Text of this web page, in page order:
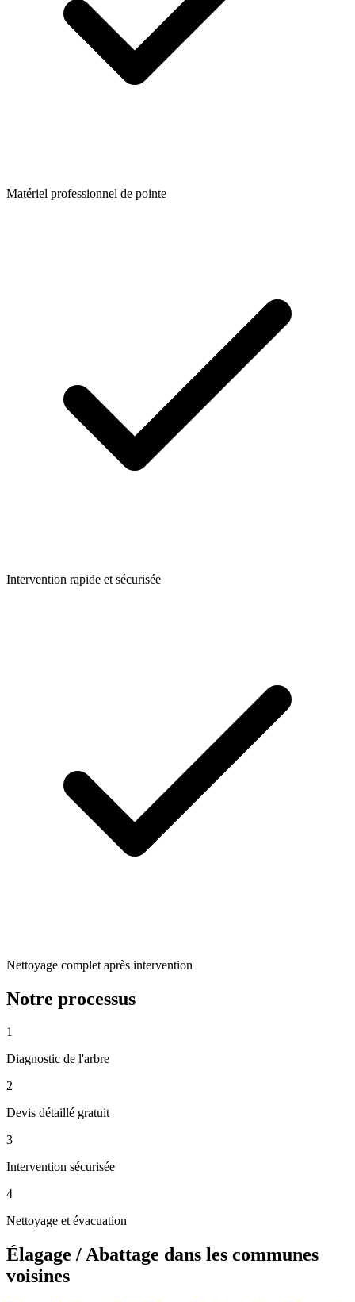
Matériel professionnel de pointe
Intervention rapide et sécurisée
Nettoyage complet après intervention
Notre processus
1
Diagnostic de l'arbre
2
Devis détaillé gratuit
3
Intervention sécurisée
4
Nettoyage et évacuation
Élagage / Abattage dans les communes
voisines